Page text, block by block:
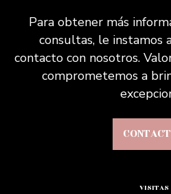
Para obtener más
consultas, le instamos
contacto con nosotros.
comprometemos a
VISITAS